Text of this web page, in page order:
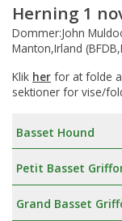
Herning 1
Dommer:John
Manton,Irland
Klik her for at folde
sektioner for vise/
Basset Hound
Petit Basset
Grand Basset